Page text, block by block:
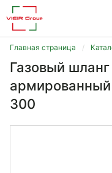
Главная страница
Газовый
300